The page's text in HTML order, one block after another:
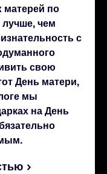
матерей по
чем
с
свою
День матери,
мы
на День